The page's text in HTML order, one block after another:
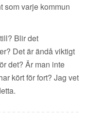
som varje kommun
Blir det
Det är ändå viktigt
det? Är man inte
kört för fort? Jag vet